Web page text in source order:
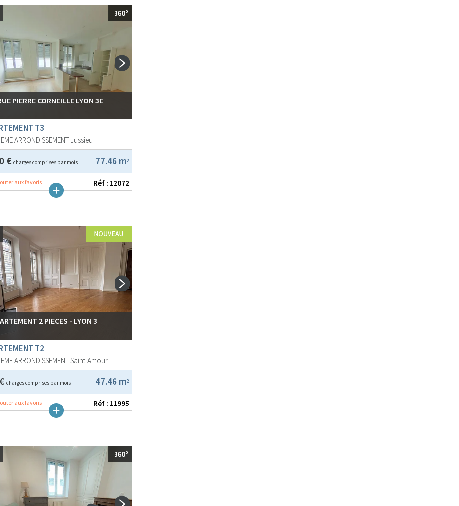
PIERRE CORNEILLE LYON 3E
T3
ARRONDISSEMENT Jussieu
77.46 m2
€ charges comprises par mois
aux favoris Réf : 12072
2 PIECES - LYON 3
T2
ARRONDISSEMENTSaint-Amour
47.46 m2
charges comprises par mois
aux favoris Réf : 11995